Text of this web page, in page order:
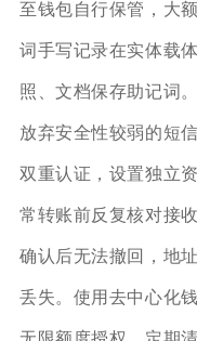
至钱包自行保管，大
词手写记录在实体载
照、文档保存助记词
放弃安全性较弱的短
双重认证，设置独立
常转账前反复核对接
确认后无法撤回，地
丢失。使用去中心化